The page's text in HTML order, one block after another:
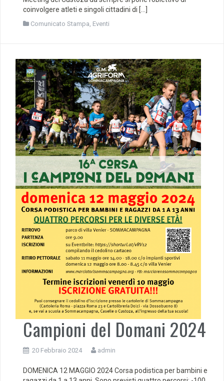
coinvolgere atleti e singoli cittadini di […]
Comunicato Stampa, Eventi
Campioni del Domani 2024
20 Febbraio 2024 admin
DOMENICA 12 MAGGIO 2024 Corsa podistica per bambini e